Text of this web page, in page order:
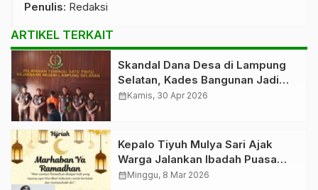
Penulis: Redaksi
ARTIKEL TERKAIT
Skandal Dana Desa di Lampung
Selatan, Kades Bangunan Jadi
Tersangka
calendar_monthKamis, 30 Apr 2026
Kepalo Tiyuh Mulya Sari Ajak
Warga Jalankan Ibadah Puasa
dengan Sepenuh Hati
calendar_monthMinggu, 8 Mar 2026